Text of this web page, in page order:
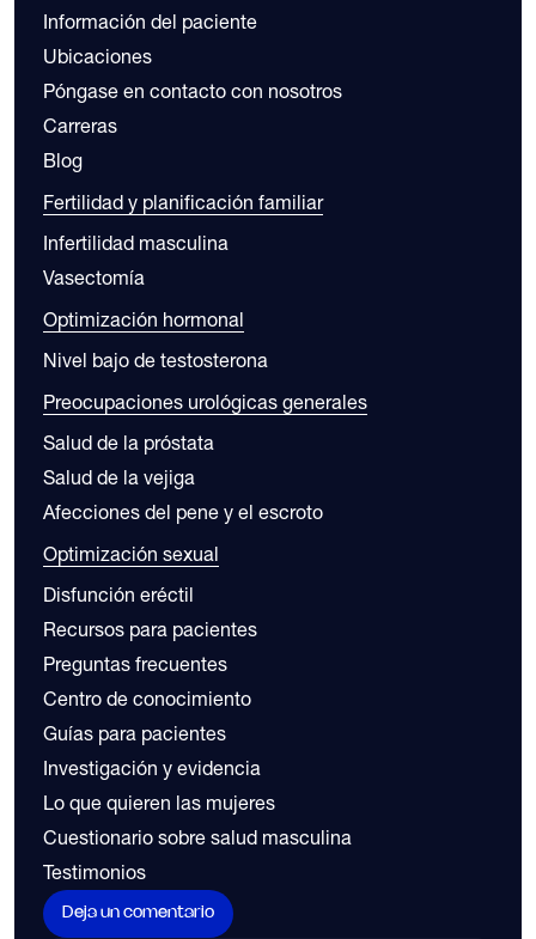
Información del paciente
Ubicaciones
Póngase en contacto con nosotros
Carreras
Blog
Fertilidad y planificación familiar
Infertilidad masculina
Vasectomía
Optimización hormonal
Nivel bajo de testosterona
Preocupaciones urológicas generales
Salud de la próstata
Salud de la vejiga
Afecciones del pene y el escroto
Optimización sexual
Disfunción eréctil
Recursos para pacientes
Preguntas frecuentes
Centro de conocimiento
Guías para pacientes
Investigación y evidencia
Lo que quieren las mujeres
Cuestionario sobre salud masculina
Testimonios
Deja un comentario